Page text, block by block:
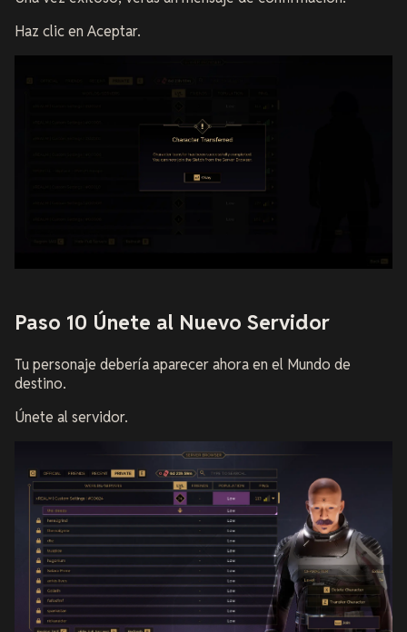
Haz clic en Aceptar.
Paso 10 Únete al Nuevo Servidor
Tu personaje debería aparecer ahora en el Mundo de
destino.
Únete al servidor.